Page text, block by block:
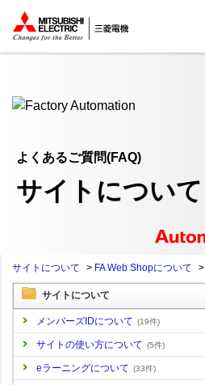
ここから本文
よくあるご質問(FAQ)
サイトについて
サイトについて > FA Web Shopについて >
サイトについて
メンバーズIDについて (19件)
サイトの使い方について (5件)
eラーニングについて (33件)